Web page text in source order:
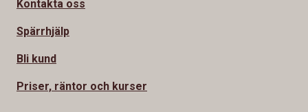
Kontakta oss
Spärrhjälp
Bli kund
Priser, räntor och kurser